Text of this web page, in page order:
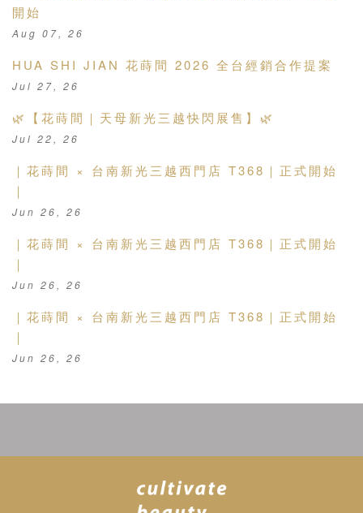
開始
Aug 07, 26
HUA SHI JIAN 花蒔間 2026 全台經銷合作提案
Jul 27, 26
🌿【花蒔間｜天母新光三越快閃展售】🌿
Jul 22, 26
｜花蒔間 × 台南新光三越西門店 T368｜正式開始
｜
Jun 26, 26
｜花蒔間 × 台南新光三越西門店 T368｜正式開始
｜
Jun 26, 26
｜花蒔間 × 台南新光三越西門店 T368｜正式開始
｜
Jun 26, 26